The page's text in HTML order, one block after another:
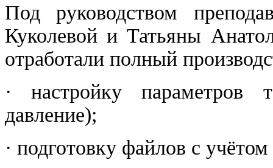
Под руководством
Куколевой и Татьяны
отработали полный
· настройку параметров
давление);
· подготовку файлов с